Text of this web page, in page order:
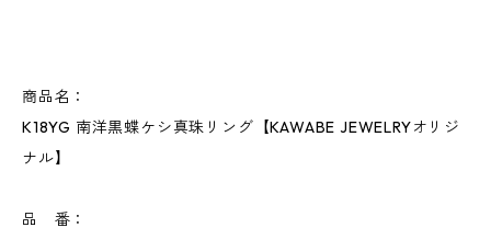
商品名：
K18YG 南洋黒蝶ケシ真珠リング【KAWABE JEWELRYオリジ
ナル】
品 番：